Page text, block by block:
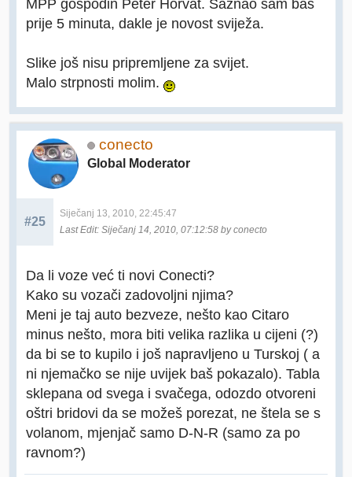
prije 5 minuta, dakle je novost sviježa.
Slike još nisu pripremljene za svijet.
Malo strpnosti molim.
conecto
Global Moderator
#25
Siječanj 13, 2010, 22:45:47
Last Edit: Siječanj 14, 2010, 07:12:58 by conecto
Da li voze već ti novi Conecti?
Kako su vozači zadovoljni njima?
Meni je taj auto bezveze, nešto kao Citaro
minus nešto, mora biti velika razlika u cijeni (?)
da bi se to kupilo i još napravljeno u Turskoj ( a
ni njemačko se nije uvijek baš pokazalo). Tabla
sklepana od svega i svačega, odozdo otvoreni
oštri bridovi da se možeš porezat, ne štela se s
volanom, mjenjač samo D-N-R (samo za po
ravnom?)